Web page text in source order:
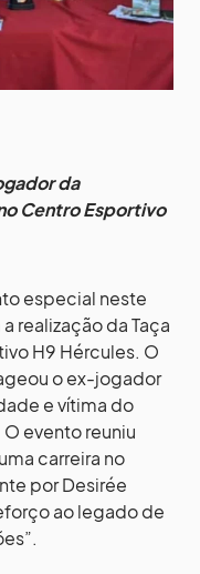
da
Centro Esportivo
especial neste
realização da Taça
H9 Hércules. O
o ex-jogador
e vítima do
evento reuniu
carreira no
por Desirée
ao legado de